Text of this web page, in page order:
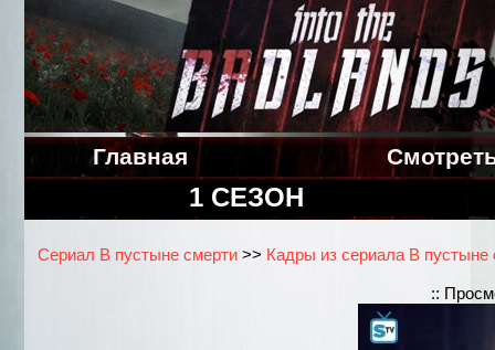
Главная
1 СЕЗОН
Сериал В пустыне смерти>> Кадры из сериала В пустыне
::